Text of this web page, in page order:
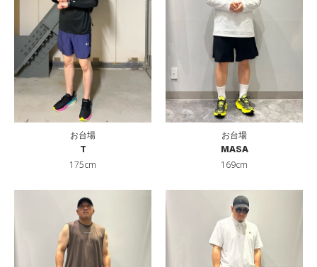
お台場
T
175cm
お台場
MASA
169cm